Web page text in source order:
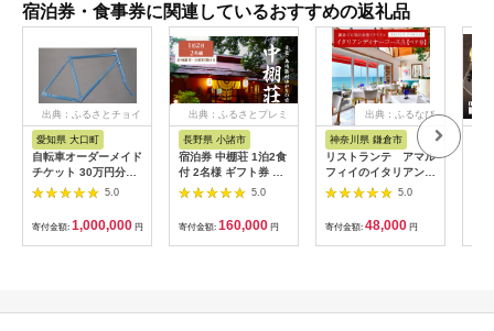
宿泊券・食事券に関連しているおすすめの返礼品
出典：ふるさとチョイ
愛知県 大口町
自転車オーダーメイド
チケット 30万円分
【1360365】
5.0
寄付金額: 1,000,000 円
出典：ふるさとプレミ
長野県 小諸市
宿泊券 中棚荘 1泊2食
付 2名様 ギフト券 チ
ケット 券 宿泊 旅行
5.0
寄付金額: 160,000 円
出典：ふるなび
神奈川県 鎌倉市
リストランテ アマル
フィイのイタリアンデ
ィナーコースA ペア
5.0
寄付金額: 48,000 円